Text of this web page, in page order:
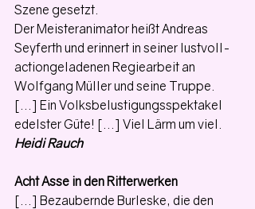
Szene gesetzt.
Der Meisteranimator heißt Andreas
Seyferth und erinnert in seiner lustvoll-
actiongeladenen Regiearbeit an
Wolfgang Müller und seine Truppe.
[...] Ein Volksbelustigungsspektakel
edelster Güte! [...] Viel Lärm um viel.
Heidi Rauch
Acht Asse in den Ritterwerken
[...] Bezaubernde Burleske, die den